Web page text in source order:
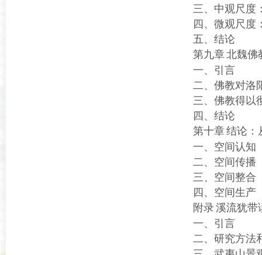
三、中观尺度
四、微观尺度
五、结论
第九章北魏佛
一、引言
二、佛教对洛
三、佛教得以
四、结论
第十章结论：
一、空间认知
二、空间传播
三、空间整合
四、空间生产
附录溪流犹带
一、引言
二、研究方法